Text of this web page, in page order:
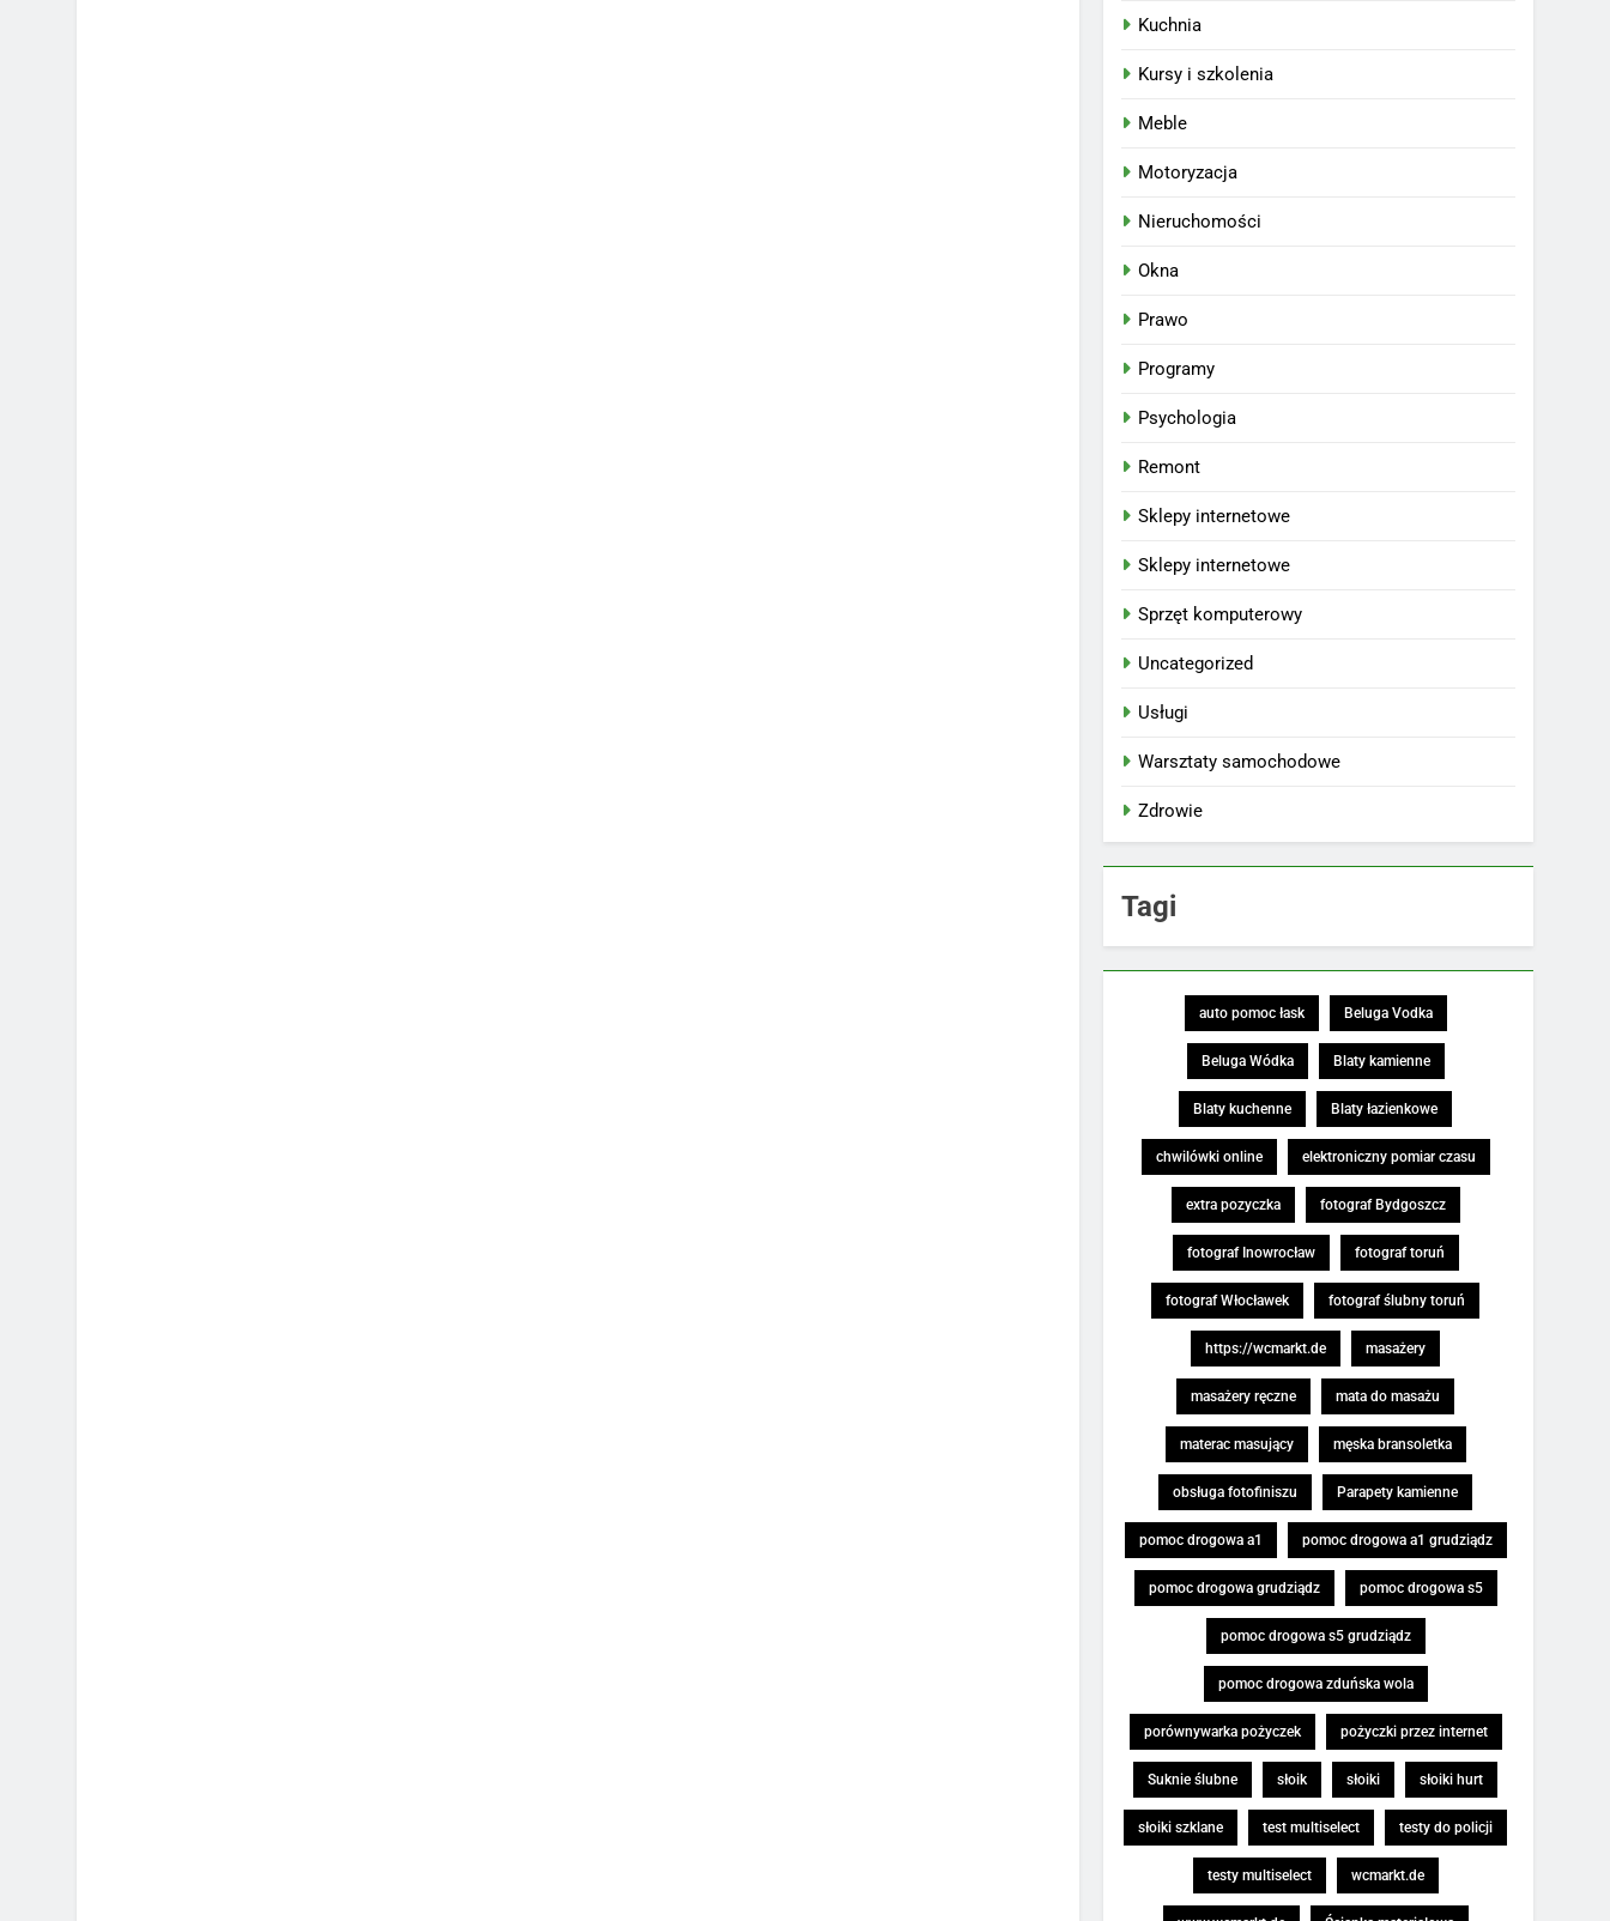
Kuchnia
Kursy i szkolenia
Meble
Motoryzacja
Nieruchomości
Okna
Prawo
Programy
Psychologia
Remont
Sklepy internetowe
Sklepy internetowe
Sprzęt komputerowy
Uncategorized
Usługi
Warsztaty samochodowe
Zdrowie
Tagi
auto pomoc łask Beluga Vodka
Beluga Wódka Blaty kamienne
Blaty kuchenne Blaty łazienkowe
chwilówki online elektroniczny pomiar czasu
extra pozyczka fotograf Bydgoszcz
fotograf Inowrocław fotograf toruń
fotograf Włocławek fotograf ślubny toruń
https://wcmarkt.de masażery
masażery ręczne mata do masażu
materac masujący męska bransoletka
obsługa fotofiniszu Parapety kamienne
pomoc drogowa a1 pomoc drogowa a1 grudziądz
pomoc drogowa grudziądz pomoc drogowa s5
pomoc drogowa s5 grudziądz
pomoc drogowa zduńska wola
porównywarka pożyczek pożyczki przez internet
Suknie ślubne słoik słoiki słoiki hurt
słoiki szklane test multiselect testy do policji
testy multiselect wcmarkt.de